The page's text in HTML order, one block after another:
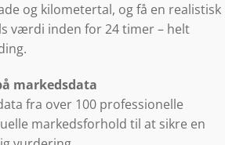
og kilometertal, og få en realistisk
værdi inden for 24 timer – helt
markedsdata
fra over 100 professionelle
markedsforhold til at sikre en